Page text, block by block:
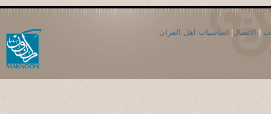
الاتصال اساسيات اهل القران